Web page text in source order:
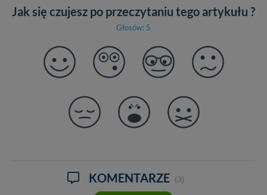
Jak się czujesz po przeczytaniu tego artykułu ?
Głosów: 5
KOMENTARZE (3)